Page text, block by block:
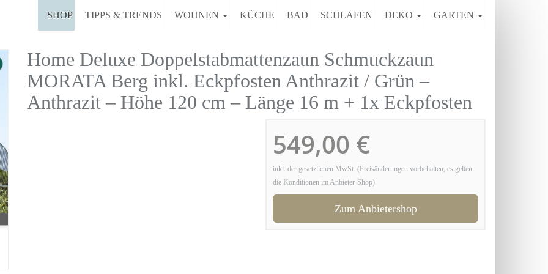
SHOP TIPPS & TRENDS WOHNEN KÜCHE BAD SCHLAFEN DEKO GARTEN
Home Deluxe Doppelstabmattenzaun Schmuckzaun
MORATA Berg inkl. Eckpfosten Anthrazit / Grün –
Anthrazit – Höhe 120 cm – Länge 16 m + 1x Eckpfosten
549,00 €
inkl. der gesetzlichen MwSt. (Preisänderungen vorbehalten, es gelten
die Konditionen im Anbieter-Shop)
Zum Anbietershop